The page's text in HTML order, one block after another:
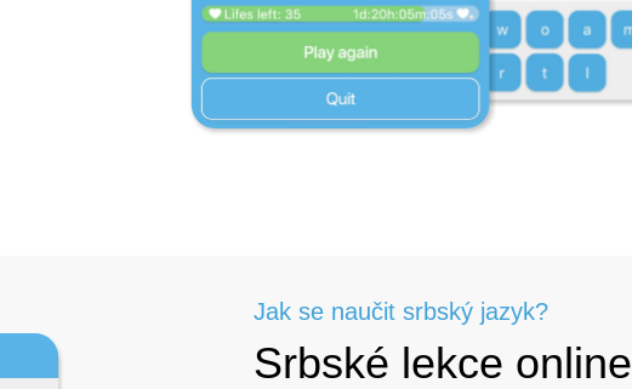
Jak se naučit srbský jazyk?
Srbské lekce online